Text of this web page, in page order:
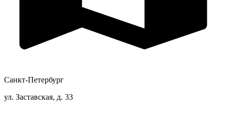
Санкт-Петербург
ул. Заставская, д. 33